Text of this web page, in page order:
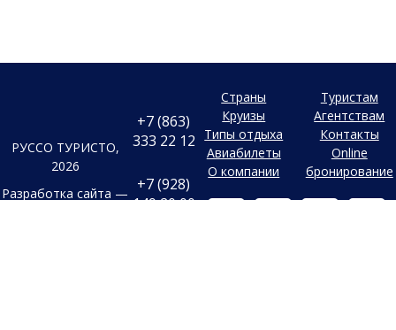
РУССО ТУРИСТО,
2026
Разработка сайта —
Страны
Круизы
Типы отдыха
Авиабилеты
О компании
Туристам
Агентствам
Контакты
Online
бронирование
+7 (863)
333 22 12
+7 (928)
149 20 00